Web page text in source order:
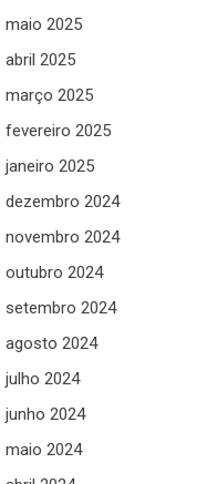
maio 2025
abril 2025
março 2025
fevereiro 2025
janeiro 2025
dezembro 2024
novembro 2024
outubro 2024
setembro 2024
agosto 2024
julho 2024
junho 2024
maio 2024